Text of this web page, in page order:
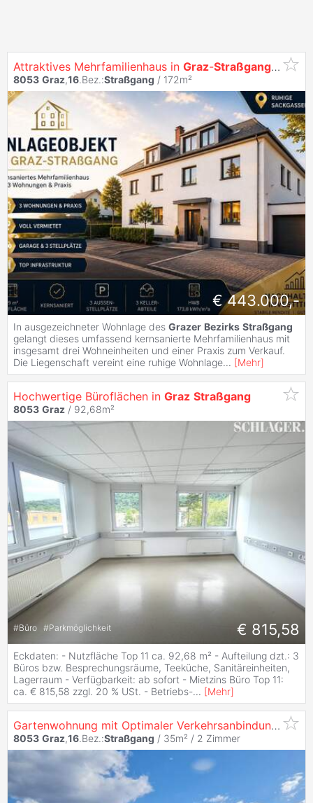
Attraktives Mehrfamilienhaus in Graz-Straßgang| 4
8053 Graz,16.Bez.:Straßgang / 172m²
€ 443.000,-
In ausgezeichneter Wohnlage des Grazer Bezirks Straßgang
gelangt dieses umfassend kernsanierte Mehrfamilienhaus mit
insgesamt drei Wohneinheiten und einer Praxis zum Verkauf.
Die Liegenschaft vereint eine ruhige Wohnlage... [Mehr]
Hochwertige Büroflächen in Graz Straßgang
8053 Graz / 92,68m²
#Büro #Parkmöglichkeit € 815,58
Eckdaten: - Nutzfläche Top 11 ca. 92,68 m² - Aufteilung dzt.: 3
Büros bzw. Besprechungsräume, Teeküche, Sanitäreinheiten,
Lagerraum - Verfügbarkeit: ab sofort - Mietzins Büro Top 11:
ca. € 815,58 zzgl. 20 % USt. - Betriebs-... [Mehr]
Gartenwohnung mit Optimaler Verkehrsanbindung!
8053 Graz,16.Bez.:Straßgang / 35m² / 2 Zimmer